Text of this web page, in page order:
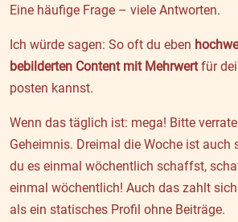
Eine häufige Frage – viele Antworten.
Ich würde sagen: So oft du eben
bebilderten Content mit Mehrwertfür
posten kannst.
Wenn das täglich ist: mega! Bitte
Geheimnis. Dreimal die Woche ist auch
du es einmal wöchentlich schaffst,
einmal wöchentlich! Auch das zahlt
als ein statisches Profil ohne Beiträge.